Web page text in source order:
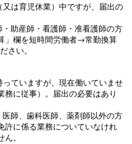
は育児休業）中ですが、届出の
助産師・看護師・准看護師の方
」欄を短時間労働者→常勤換算
さい。
ていますが、現在働いていませ
務に従事）。届出の必要はあり
師、歯科医師、薬剤師以外の方
許に係る業務についていなけれ
。